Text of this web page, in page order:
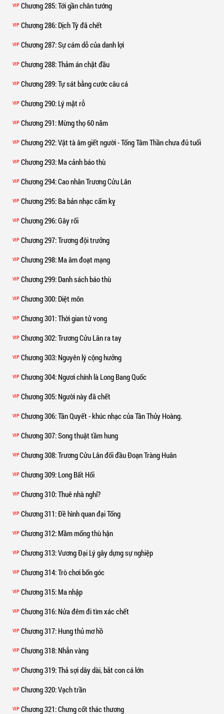
VIP Chương 285: Tới gần chân tướng
VIP Chương 286: Dịch Tỳ đã chết
VIP Chương 287: Sự cám dỗ của danh lợi
VIP Chương 288: Thảm án chặt đầu
VIP Chương 289: Tự sát bằng cước câu cá
VIP Chương 290: Lý mặt rỗ
VIP Chương 291: Mừng thọ 60 năm
VIP Chương 292: Vật tà âm giết người - Tống Tâm Thần chưa đủ tuổi
VIP Chương 293: Ma cảnh báo thù
VIP Chương 294: Cao nhân Trương Cửu Lân
VIP Chương 295: Ba bản nhạc cấm kỵ
VIP Chương 296: Gây rối
VIP Chương 297: Trương đội trưởng
VIP Chương 298: Ma âm đoạt mạng
VIP Chương 299: Danh sách báo thù
VIP Chương 300: Diệt môn
VIP Chương 301: Thời gian tử vong
VIP Chương 302: Trương Cửu Lân ra tay
VIP Chương 303: Nguyên lý cộng hưởng
VIP Chương 304: Ngươi chính là Long Bang Quốc
VIP Chương 305: Người này đã chết
VIP Chương 306: Tần Quyết - khúc nhạc của Tần Thủy Hoàng.
VIP Chương 307: Song thuật tầm hung
VIP Chương 308: Trương Cửu Lân đối đầu Đoạn Tràng Huân
VIP Chương 309: Long Bất Hối
VIP Chương 310: Thuê nhà nghỉ?
VIP Chương 311: Đề hình quan đại Tống
VIP Chương 312: Mầm mống thù hận
VIP Chương 313: Vương Đại Lý gây dựng sự nghiệp
VIP Chương 314: Trò chơi bốn góc
VIP Chương 315: Ma nhập
VIP Chương 316: Nửa đêm đi tìm xác chết
VIP Chương 317: Hung thủ mơ hồ
VIP Chương 318: Nhẫn vàng
VIP Chương 319: Thả sợi dây dài, bắt con cá lớn
VIP Chương 320: Vạch trần
VIP Chương 321: Chưng cốt thác thương